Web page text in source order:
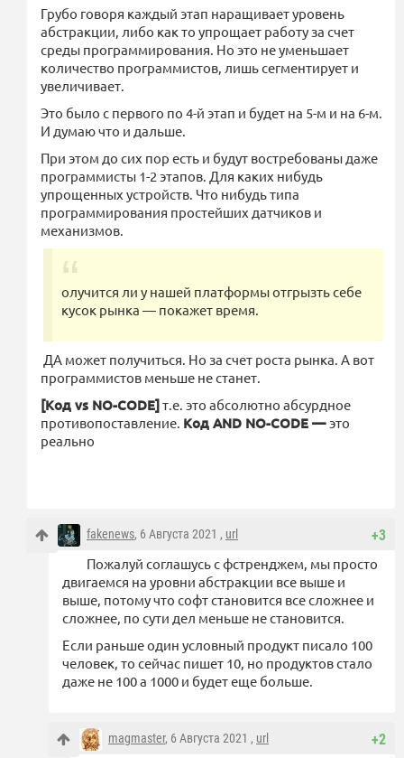
Грубо говоря каждый этап наращивает уровень
абстракции, либо как то упрощает работу за счет
среды программирования. Но это не уменьшает
количество программистов, лишь сегментирует и
увеличивает.
Это было с первого по 4-й этап и будет на 5-м и на 6-м.
И думаю что и дальше.
При этом до сих пор есть и будут востребованы даже
программисты 1-2 этапов. Для каких нибудь
упрощенных устройств. Что нибудь типа
программирования простейших датчиков и
механизмов.
олучится ли у нашей платформы отгрызть себе
кусок рынка — покажет время.
ДА может получиться. Но за счет роста рынка. А вот
программистов меньше не станет.
[Код vs NO-CODE]т.е. это абсолютно абсурдное
противопоставление. Код AND NO-CODE —это
реально
+3
fakenews, 6 Августа 2021 , url
Пожалуй соглашусь с фстренджем, мы просто
двигаемся на уровни абстракции все выше и
выше, потому что софт становится все сложнее и
сложнее, по сути дел меньше не становится.
Если раньше один условный продукт писало 100
человек, то сейчас пишет 10, но продуктов стало
даже не 100 а 1000 и будет еще больше.
+2
magmaster, 6 Августа 2021 , url